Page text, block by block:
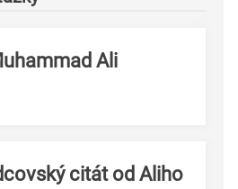
Ali
citát od Aliho